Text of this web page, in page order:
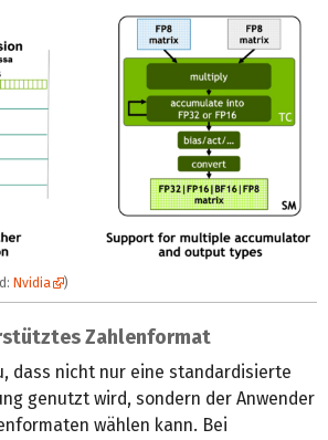
Nvidia )
Zahlenformat
dass nicht nur eine standardisierte
genutzt wird, sondern der Anwender
wählen kann. Bei